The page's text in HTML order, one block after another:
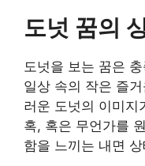
도넛 꿈의
도넛을 보는 꿈은
일상 속의 작은 즐
러운 도넛의 이미지
혹, 혹은 무언가를
함을 느끼는 내면